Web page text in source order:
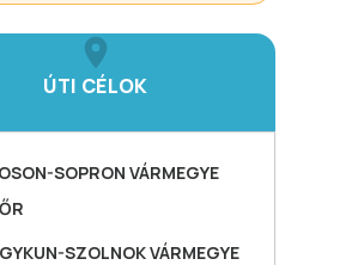
ÚTI CÉLOK
SOPRON VÁRMEGYE
SZOLNOKVÁRMEGYE